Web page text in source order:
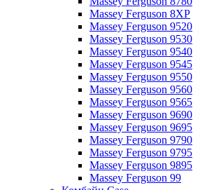
Massey Ferguson 8XP
Massey Ferguson 9520
Massey Ferguson 9530
Massey Ferguson 9540
Massey Ferguson 9545
Massey Ferguson 9550
Massey Ferguson 9560
Massey Ferguson 9565
Massey Ferguson 9690
Massey Ferguson 9695
Massey Ferguson 9790
Massey Ferguson 9795
Massey Ferguson 9895
Massey Ferguson 99